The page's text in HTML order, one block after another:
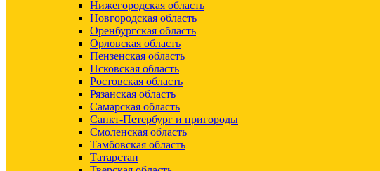
Нижегородская область
Новгородская область
Оренбургская область
Орловская область
Пензенская область
Псковская область
Ростовская область
Рязанская область
Самарская область
Санкт-Петербург и пригороды
Смоленская область
Тамбовская область
Татарстан